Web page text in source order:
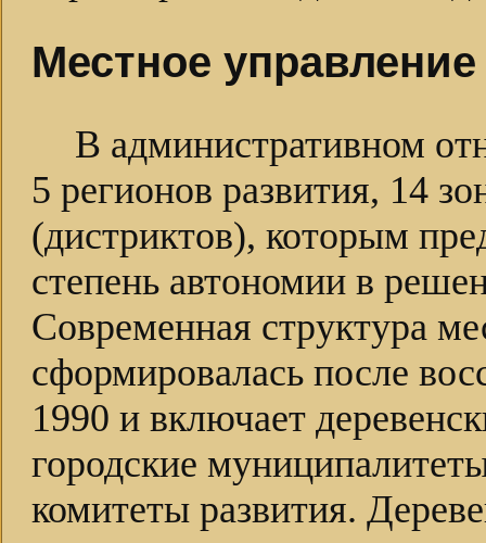
Местное управление
В административном
5 регионов развития, 14
(дистриктов), которым
степень автономии в
Современная структура
сформировалась после
1990 и включает
городские
комитеты развития.